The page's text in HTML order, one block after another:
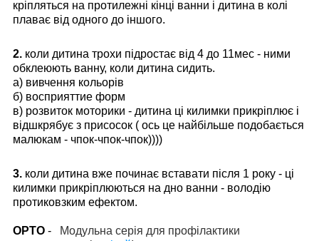
кріпляться на протилежні кінці ванни і дитина в колі
плаває від одного до іншого.
2. коли дитина трохи підростає від 4 до 11мес - ними
обклеюють ванну, коли дитина сидить.
а) вивчення кольорів
б) восприяттие форм
в) розвиток моторики - дитина ці килимки прикріплює і
відшкрябує з присосок ( ось це найбільше подобається
малюкам - чпок-чпок-чпок))))
3. коли дитина вже починає вставати після 1 року - ці
килимки прикріплюються на дно ванни - володію
протиковзким ефектом.
ОРТО -
Модульна серія для профілактики